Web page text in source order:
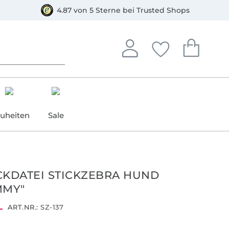
4.87 von 5 Sterne bei Trusted Shops
Anmelden
In deinem Konto
Deine
Du hast keine
Dein
Du hast
Sale
STICKZEBRA HUND
ART.NR.: SZ-137